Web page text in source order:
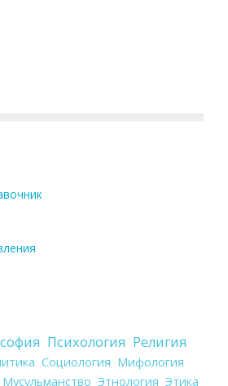
Психология Религия
Социология Мифология
Мусульманство Этнология Этика